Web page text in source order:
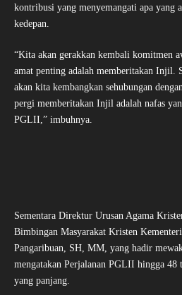
kontribusi yang menyemangati apa yang
kedepan.
“Kita akan gerakkan kembali komitmen
amat penting adalah memberitakan
akan kita kembangkan sehubungan
pergi memberitakan Injil adalah nafas
PGLII,” imbuhnya.
Sementara Direktur Urusan Agama
Bimbingan Masyarakat Kristen
Pangaribuan, SH, MM, yang hadir
mengatakan Perjalanan PGLII hingga 48
yang panjang.